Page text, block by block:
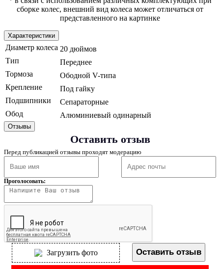
сборке колес, внешний вид колеса может отличаться от
представленного на картинке
Характеристики
Диаметр колеса 20 дюймов
Тип
Переднее
Тормоза
Ободной V-типа
Крепление
Под гайку
Подшипники
Сепараторные
Обод
Алюминиевый одинарный
Отзывы
Оставить отзыв
Перед публикацией отзывы проходят модерацию
Проголосовать:
Загрузить фото Оставить отзыв